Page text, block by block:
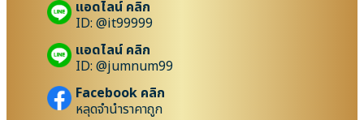
แอดไลน์ คลิก
ID: @it99999
แอดไลน์ คลิก
ID: @jumnum99
Facebook คลิก
หลุดจำนำราคาถูก